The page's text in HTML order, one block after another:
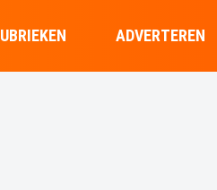
ADVERTEREN